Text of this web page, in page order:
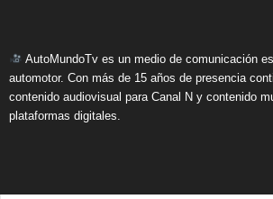
AutoMundoTv es un medio de comunicación
automotor. Con más de 15 años de presencia
contenido audiovisual para Canal N y contenido
plataformas digitales.